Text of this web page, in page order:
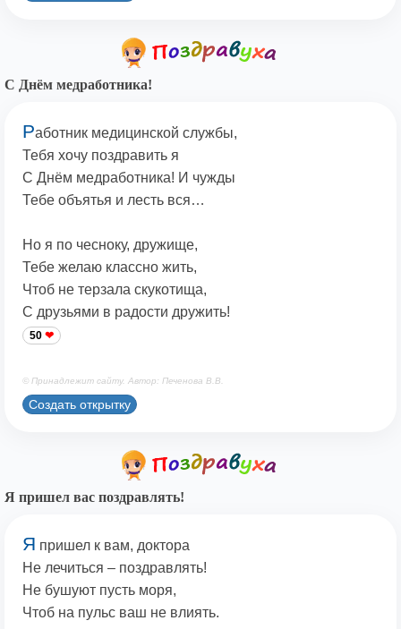
С Днём медработника!
Работник медицинской службы,
Тебя хочу поздравить я
С Днём медработника! И чужды
Тебе объятья и лесть вся…
Но я по чесноку, дружище,
Тебе желаю классно жить,
Чтоб не терзала скукотища,
С друзьями в радости дружить!
50
© Принадлежит сайту. Автор: Печенова В.В.
Создать открытку
Я пришел вас поздравлять!
Я пришел к вам, доктора
Не лечиться – поздравлять!
Не бушуют пусть моря,
Чтоб на пульс ваш не влиять.